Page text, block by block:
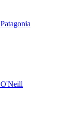
Patagonia
O'Neill